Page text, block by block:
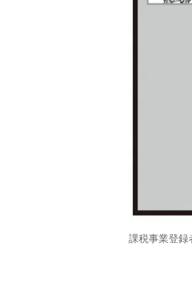
課税事業登録